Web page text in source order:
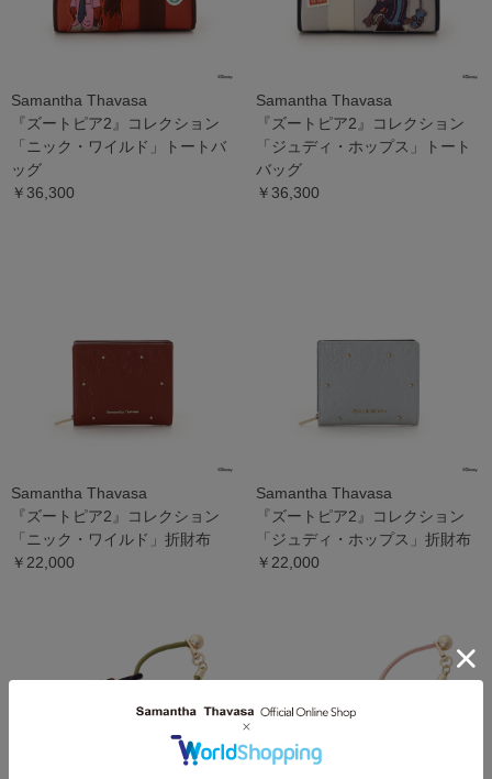
Samantha Thavasa
『ズートピア2』コレクション
「ニック・ワイルド」トートバ
ッグ
￥36,300
Samantha Thavasa
『ズートピア2』コレクション
「ジュディ・ホップス」トート
バッグ
￥36,300
Samantha Thavasa
『ズートピア2』コレクション
「ニック・ワイルド」折財布
￥22,000
Samantha Thavasa
『ズートピア2』コレクション
「ジュディ・ホップス」折財布
￥22,000